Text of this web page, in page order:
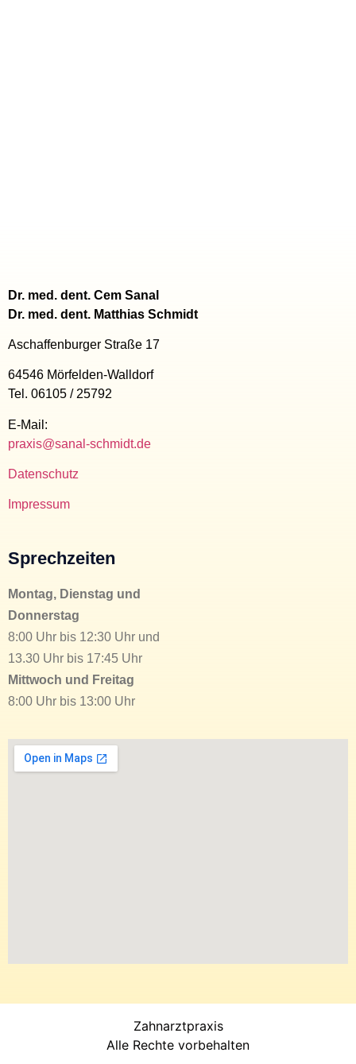
Dr. med. dent. Cem Sanal
Dr. med. dent. Matthias Schmidt
Aschaffenburger Straße 17
64546 Mörfelden-Walldorf
Tel. 06105 / 25792
E-Mail:
praxis@sanal-schmidt.de
Datenschutz
Impressum
Sprechzeiten
Montag, Dienstag und
Donnerstag
8:00 Uhr bis 12:30 Uhr und
13.30 Uhr bis 17:45 Uhr
Mittwoch und Freitag
8:00 Uhr bis 13:00 Uhr
Zahnarztpraxis
Alle Rechte vorbehalten